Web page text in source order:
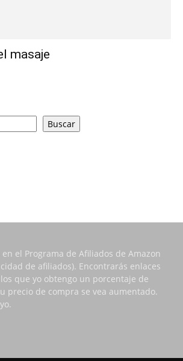
masaje
Buscar
el Programa de Afiliados de Amazon
de afiliados). Encontrarás enlaces
que yo obtengo un porcentaje de
precio de compra se vea aumentado.